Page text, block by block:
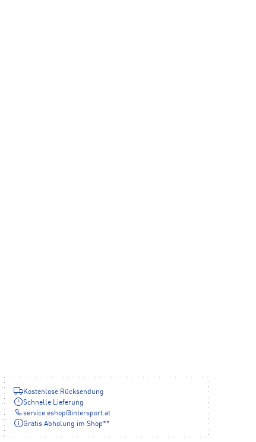
Kostenlose Rücksendung
Schnelle Lieferung
service.eshop@intersport.at
Gratis Abholung im Shop**